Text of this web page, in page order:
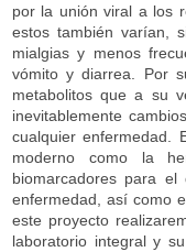
por la unión viral a los
estos también varían,
mialgias y menos
vómito y diarrea. Por
metabolitos que a su
inevitablemente
cualquier enfermedad.
moderno como la
biomarcadores para el
enfermedad, así como
este proyecto
laboratorio integral y